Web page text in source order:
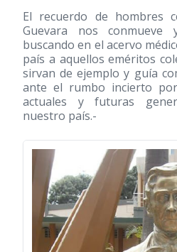
El recuerdo de hombres
Guevara nos
buscando en el acervo
país a aquellos eméritos
sirvan de ejemplo y guía
ante el rumbo incierto
actuales y futuras
nuestro país.-